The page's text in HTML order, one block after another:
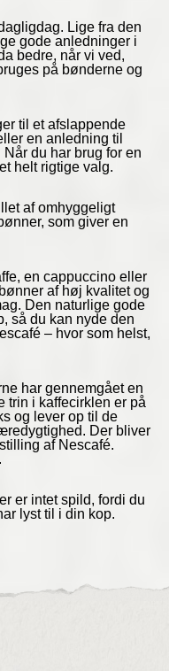
Lige fra den
gode anledninger i
bedre, når vi ved,
på bønderne og
til et afslappende
en anledning til
du har brug for en
helt rigtige valg.
af omhyggeligt
som giver en
en cappuccino eller
af høj kvalitet og
Den naturlige gode
så du kan nyde den
– hvor som helst,
har gennemgået en
trin i kaffecirklen er på
og lever op til de
Der bliver
af Nescafé.
er intet spild, fordi du
lyst til i din kop.